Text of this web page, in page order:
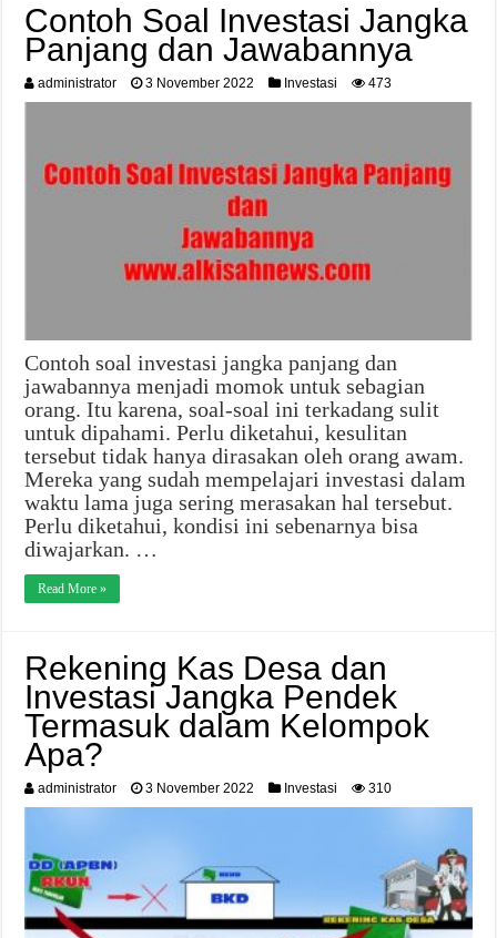
Contoh Soal Investasi Jangka
Panjang dan Jawabannya
administrator 3 November 2022 Investasi 473
Contoh soal investasi jangka panjang dan
jawabannya menjadi momok untuk sebagian
orang. Itu karena, soal-soal ini terkadang sulit
untuk dipahami. Perlu diketahui, kesulitan
tersebut tidak hanya dirasakan oleh orang awam.
Mereka yang sudah mempelajari investasi dalam
waktu lama juga sering merasakan hal tersebut.
Perlu diketahui, kondisi ini sebenarnya bisa
diwajarkan. …
Read More »
Rekening Kas Desa dan
Investasi Jangka Pendek
Termasuk dalam Kelompok
Apa?
administrator 3 November 2022 Investasi 310